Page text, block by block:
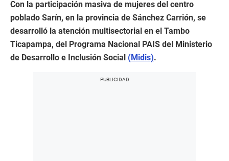
Con la participación masiva de mujeres del centro
poblado Sarín, en la provincia de Sánchez Carrión, se
desarrolló la atención multisectorial en el Tambo
Ticapampa, del Programa Nacional PAIS del Ministerio
de Desarrollo e Inclusión Social (Midis).